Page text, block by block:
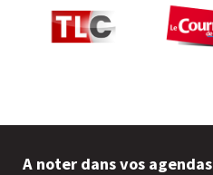
A noter dans vos agendas